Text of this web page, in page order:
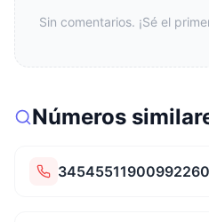
Sin comentarios. ¡Sé el
Números
34545511900992260